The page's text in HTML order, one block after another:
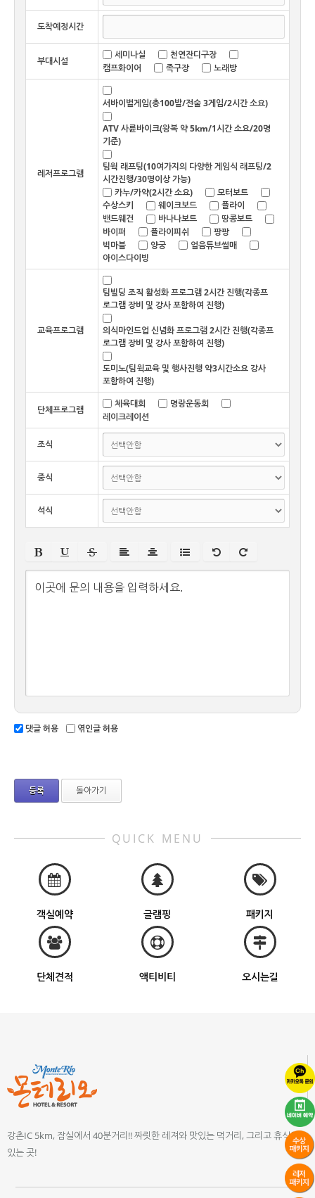
도착예정시간
부대시설
세미나실
천연잔디구장
캠프화이어
족구장 노래방
레저프로그램
서바이벌게임(총100발/전술 3게임/2시간 소요)
ATV 사륜바이크(왕복 약 5km/1시간 소요/20명
기준)
팀웍 래프팅(10여가지의 다양한 게임식 래프팅/2
시간진행/30명이상 가능)
카누/카약(2시간 소요)
모터보트
수상스키
웨이크보드
플라이
밴드웨건
바나나보트
땅콩보트
바이퍼
플라이피쉬
팡팡
빅마블
양궁
얼음튜브썰매
아이스다이빙
교육프로그램
팀빌딩 조직 활성화 프로그램 2시간 진행(각종프
로그램 장비 및 강사 포함하여 진행)
의식마인드업 신념화 프로그램 2시간 진행(각종프
로그램 장비 및 강사 포함하여 진행)
도미노(팀윅교육 및 행사진행 약3시간소요 강사
포함하여 진행)
단체프로그램
체육대회
명랑운동회
레이크레이션
조식
중식
석식
이곳에 문의 내용을 입력하세요.
댓글 허용 엮인글 허용
돌아가기
QUICK MENU
객실예약 글램핑 패키지
단체견적 액티비티 오시는길
강촌IC 5km, 잠실에서 40분거리!! 짜릿한 레져와 맛있는 먹거리, 그리고 휴식이
있는 곳!